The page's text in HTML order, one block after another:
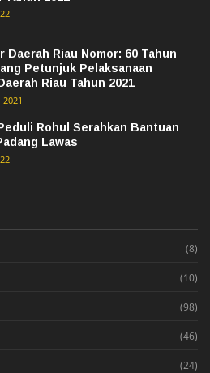
Daerah Riau Nomor: 60 Tahun
Petunjuk Pelaksanaan
Riau Tahun 2021
Rohul Serahkan Bantuan
Lawas
(8)
(10)
(98)
(46)
(24)